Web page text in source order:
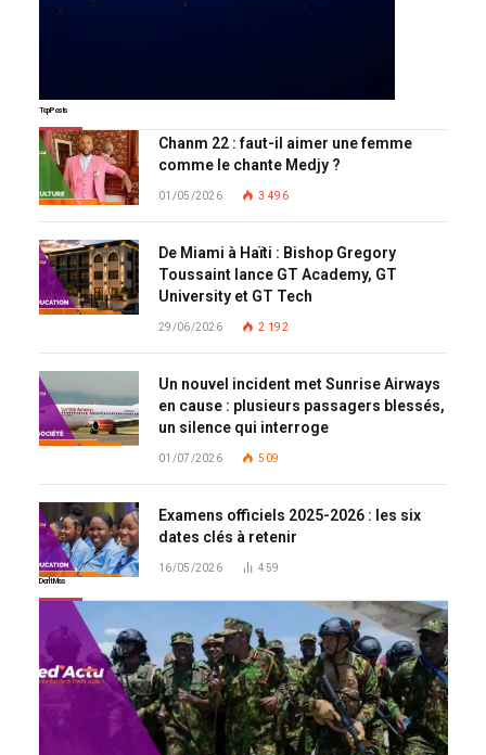
Top Posts
Chanm 22 : faut-il aimer une femme
comme le chante Medjy ?
01/05/2026 3 496
De Miami à Haïti : Bishop Gregory
Toussaint lance GT Academy, GT
University et GT Tech
29/06/2026 2 192
Un nouvel incident met Sunrise Airways
en cause : plusieurs passagers blessés,
un silence qui interroge
01/07/2026 509
Examens officiels 2025-2026 : les six
dates clés à retenir
16/05/2026 459
Don't Miss